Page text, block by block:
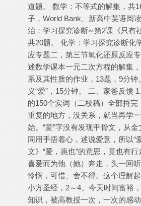
道题。 数学：不等式的解集，共
子，World Bank、新高中英语阅
治：学习探究诊断∽第2课《只有
共20题。 化学：学习探究诊断化
应专题二，第三节氧化还原反应
述数学课本一元二次方程的解集
系及其性质的作业，13题，9分钟
义“爱”，15分钟。 二、家爸反馈
的150个实词（二校稿）全部捋
重复的地方，没关系，就当再学
始。“爱”字没有发现甲骨文，从
同用手捂着心，述说爱意，所以“
文》“爱，惠也”的意思，竟也有
喜爱而为他（她）奔走，头一回
怜悯，可惜、舍不得。这个理解
小方圣经，2～4。今天时间富裕
知识，被高教授一次，一次的感